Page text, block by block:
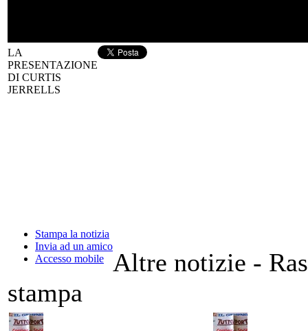
LA
PRESENTAZIONE
DI CURTIS
JERRELLS
Stampa la notizia
Invia ad un amico
Accesso mobile
Altre notizie -
stampa